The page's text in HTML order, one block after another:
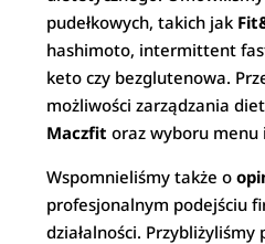
pudełkowych, takich jak
hashimoto, intermittent
keto czy bezglutenowa.
możliwości zarządzania
Maczfit oraz wyboru menu
Wspomnieliśmy także o
profesjonalnym podejściu
działalności. Przybliżyliśmy